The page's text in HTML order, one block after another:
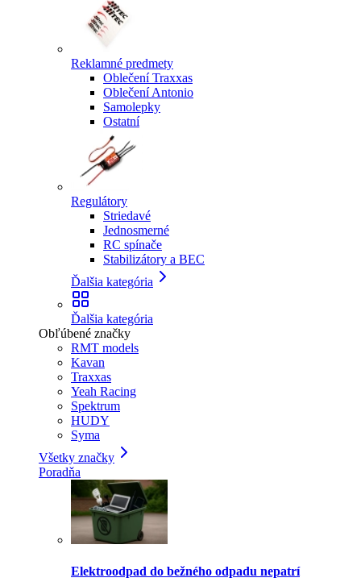
Reklamné predmety
Oblečení Traxxas
Oblečení Antonio
Samolepky
Ostatní
Regulátory
Striedavé
Jednosmerné
RC spínače
Stabilizátory a BEC
Ďalšia kategória
Ďalšia kategória
Obľúbené značky
RMT models
Kavan
Traxxas
Yeah Racing
Spektrum
HUDY
Syma
Všetky značky
Poradňa
Elektroodpad do bežného odpadu nepatrí